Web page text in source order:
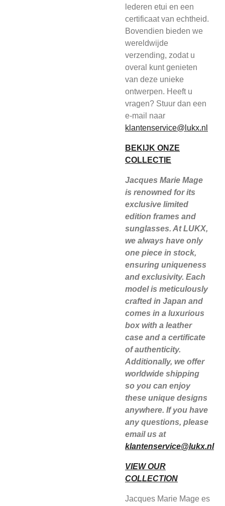
lederen etui en een
certificaat van echtheid.
Bovendien bieden we
wereldwijde
verzending, zodat u
overal kunt genieten
van deze unieke
ontwerpen. Heeft u
vragen? Stuur dan een
e-mail naar
klantenservice@lukx.nl
BEKIJK ONZE
COLLECTIE
Jacques Marie Mage
is renowned for its
exclusive limited
edition frames and
sunglasses. At LUKX,
we always have only
one piece in stock,
ensuring uniqueness
and exclusivity. Each
model is meticulously
crafted in Japan and
comes in a luxurious
box with a leather
case and a certificate
of authenticity.
Additionally, we offer
worldwide shipping
so you can enjoy
these unique designs
anywhere. If you have
any questions, please
email us at
klantenservice@lukx.nl
VIEW OUR
COLLECTION
Jacques Marie Mage es